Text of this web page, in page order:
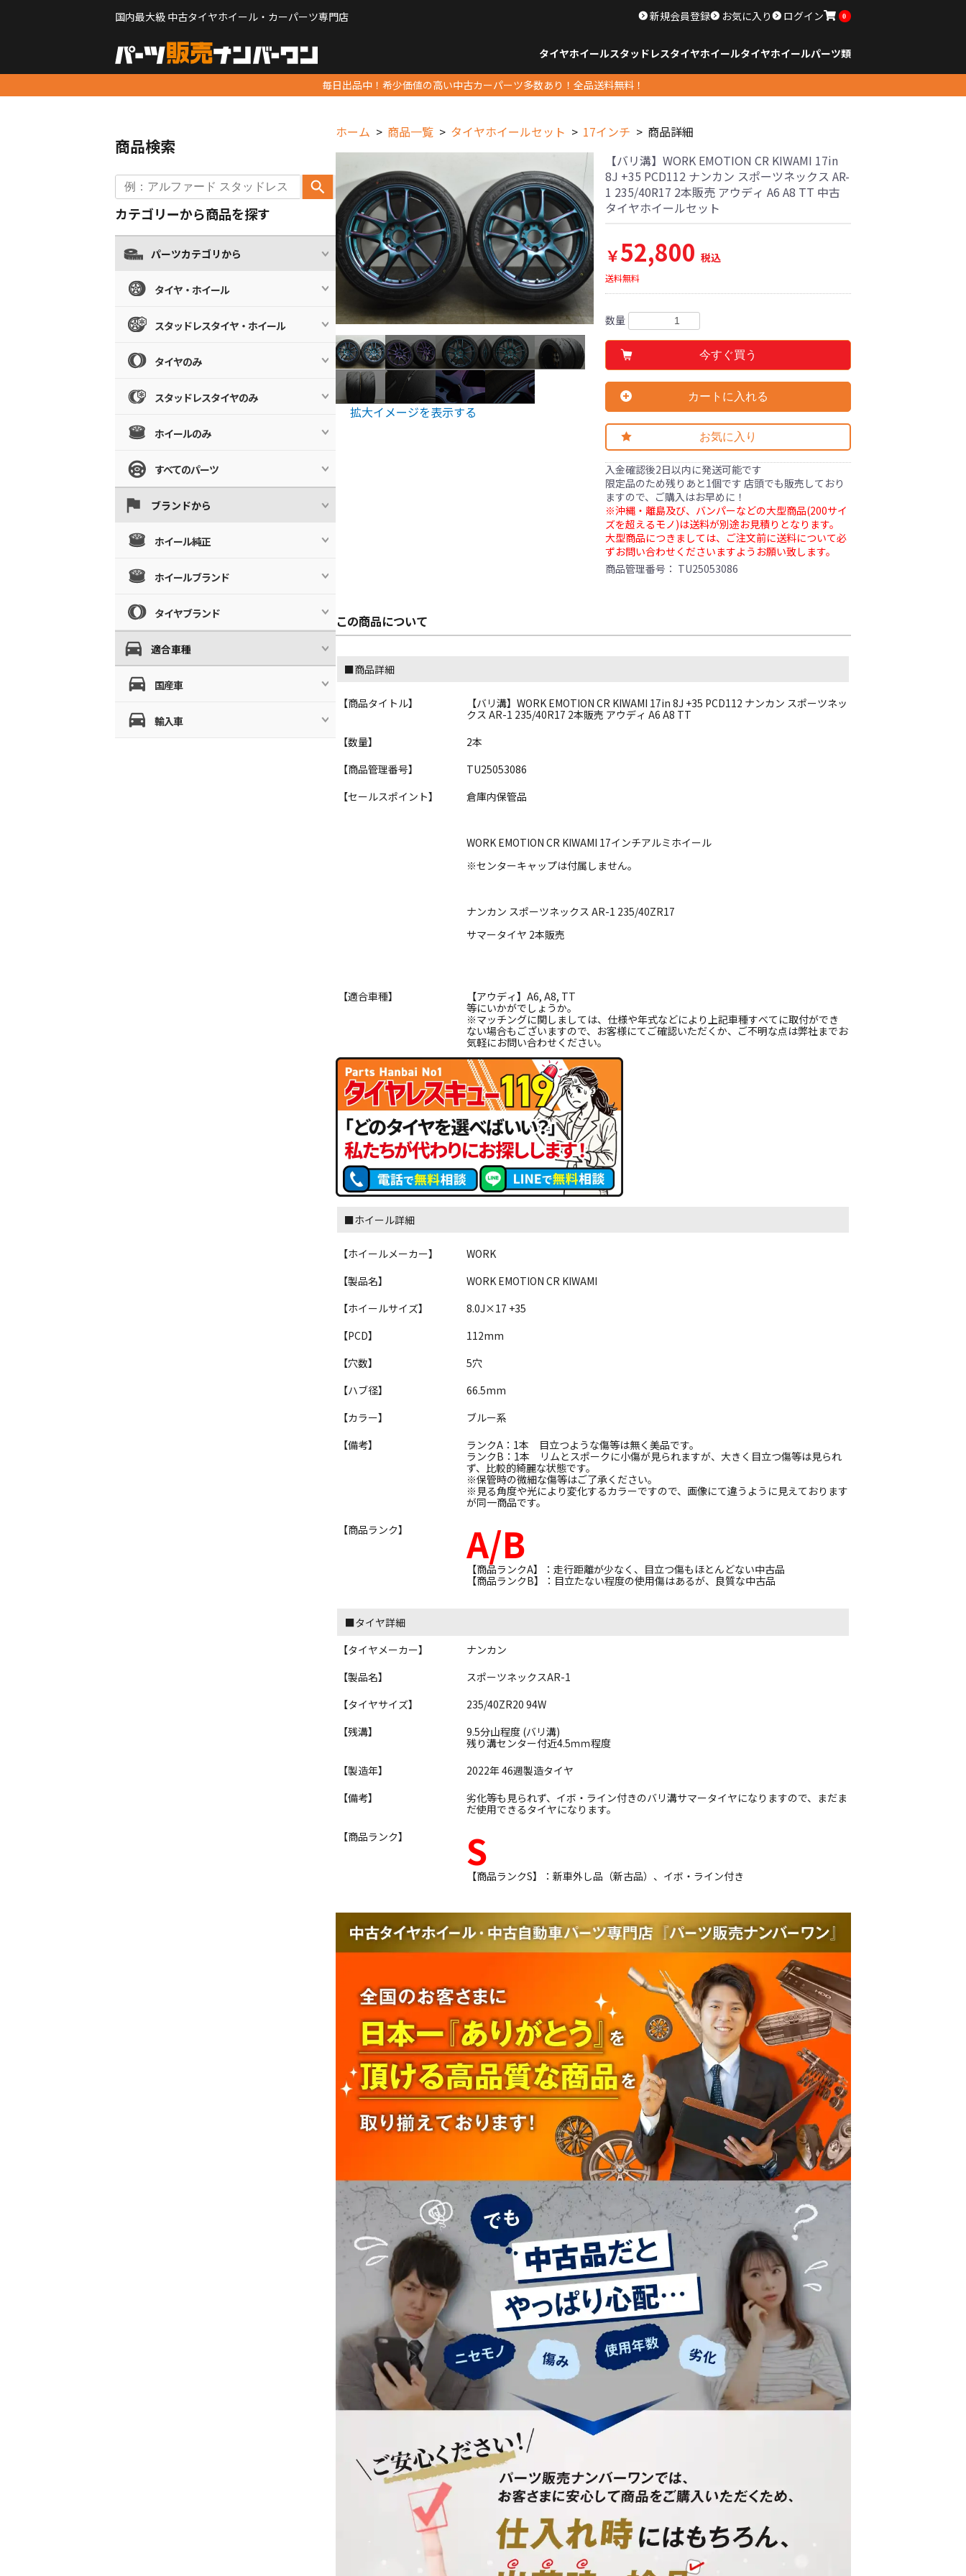
国内最大級 中古タイヤホイール・カーパーツ専門店 新規会員登録 お気に入り ログイン 0
タイヤホイールスタッドレスタイヤホイールタイヤホイールパーツ類
毎日出品中！希少価値の高い中古カーパーツ多数あり！全品送料無料！
ホーム 商品一覧 タイヤホイールセット 17インチ 商品詳細
拡大イメージを表示する
【バリ溝】WORK EMOTION CR KIWAMI 17in
8J +35 PCD112 ナンカン スポーツネックス AR-
1 235/40R17 2本販売 アウディ A6 A8 TT 中古
タイヤホイールセット
￥52,800 税込
送料無料
数量
今すぐ買う
カートに入れる
お気に入り
入金確認後2日以内に発送可能です
限定品のため残りあと1個です 店頭でも販売しており
ますので、ご購入はお早めに！
※沖縄・離島及び、バンパーなどの大型商品(200サイ
ズを超えるモノ)は送料が別途お見積りとなります。
大型商品につきましては、ご注文前に送料について必
ずお問い合わせくださいますようお願い致します。
商品管理番号： TU25053086
この商品について
■商品詳細
【商品タイトル】
【バリ溝】WORK EMOTION CR KIWAMI 17in 8J +35 PCD112 ナンカン スポーツネッ
クス AR-1 235/40R17 2本販売 アウディ A6 A8 TT
【数量】
2本
【商品管理番号】
TU25053086
【セールスポイント】
倉庫内保管品
WORK EMOTION CR KIWAMI 17インチアルミホイール
※センターキャップは付属しません。
ナンカン スポーツネックス AR-1 235/40ZR17
サマータイヤ 2本販売
【適合車種】
【アウディ】A6, A8, TT
等にいかがでしょうか。
※マッチングに関しましては、仕様や年式などにより上記車種すべてに取付ができ
ない場合もございますので、お客様にてご確認いただくか、ご不明な点は弊社までお
気軽にお問い合わせください。
■ホイール詳細
【ホイールメーカー】
WORK
【製品名】
WORK EMOTION CR KIWAMI
【ホイールサイズ】
8.0J×17 +35
【PCD】
112mm
【穴数】
5穴
【ハブ径】
66.5mm
【カラー】
ブルー系
【備考】
ランクA：1本 目立つような傷等は無く美品です。
ランクB：1本 リムとスポークに小傷が見られますが、大きく目立つ傷等は見られ
ず、比較的綺麗な状態です。
※保管時の微細な傷等はご了承ください。
※見る角度や光により変化するカラーですので、画像にて違うように見えております
が同一商品です。
【商品ランク】
A/B
【商品ランクA】：走行距離が少なく、目立つ傷もほとんどない中古品
【商品ランクB】：目立たない程度の使用傷はあるが、良質な中古品
■タイヤ詳細
【タイヤメーカー】
ナンカン
【製品名】
スポーツネックスAR-1
【タイヤサイズ】
235/40ZR20 94W
【残溝】
9.5分山程度 (バリ溝)
残り溝センター付近4.5ｍｍ程度
【製造年】
2022年 46週製造タイヤ
【備考】
劣化等も見られず、イボ・ライン付きのバリ溝サマータイヤになりますので、まだま
だ使用できるタイヤになります。
【商品ランク】
S
【商品ランクS】：新車外し品（新古品）、イボ・ライン付き
商品検索
カテゴリーから商品を探す
パーツカテゴリから
タイヤ・ホイール
スタッドレスタイヤ・ホイール
タイヤのみ
スタッドレスタイヤのみ
ホイールのみ
すべてのパーツ
ブランドから
ホイール純正
ホイールブランド
タイヤブランド
適合車種
国産車
輸入車